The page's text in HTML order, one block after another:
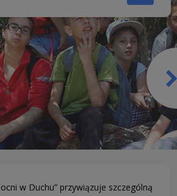
w Duchu” przywiązuje szczególną